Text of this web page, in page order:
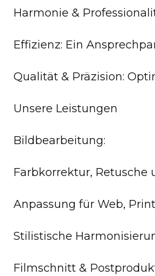
Harmonie &
Effizienz: Ein
Qualität & Präzision:
Unsere Leistungen
Bildbearbeitung:
Farbkorrektur, Retusche
Anpassung für Web,
Stilistische
Filmschnitt &